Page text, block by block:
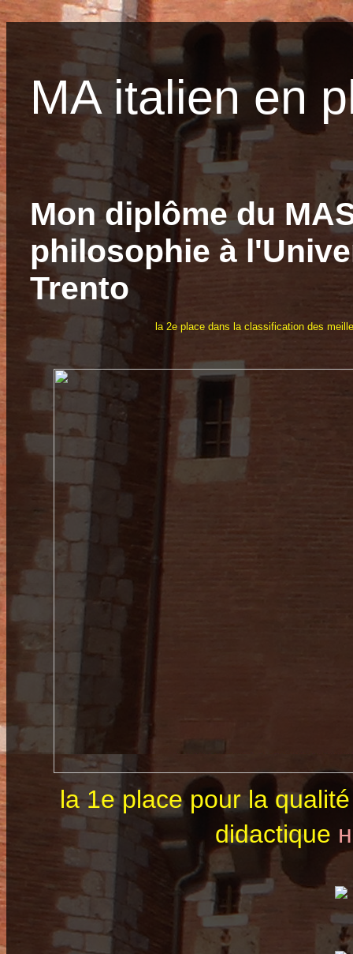
MA italien en
Mon diplôme du
philosophie à
Trento
la 2e place dans la classification des
la 1e place pour la
didactique